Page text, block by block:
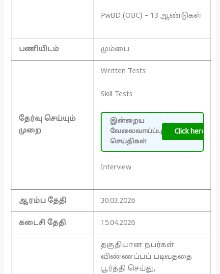
PwBD (OBC) – 13 ஆண்டுகள்
பணியிடம் மும்பை
தேர்வு செய்யும்
முறை
Written Tests
Skill Tests
இன்றைய
வேலைவாய்ப்பு
செய்திகள்
Click here
Interview
ஆரம்ப தேதி 30.03.2026
கடைசி தேதி 15.04.2026
தகுதியான நபர்கள்
விண்ணப்பப் படிவத்தை
பூர்த்தி செய்து,